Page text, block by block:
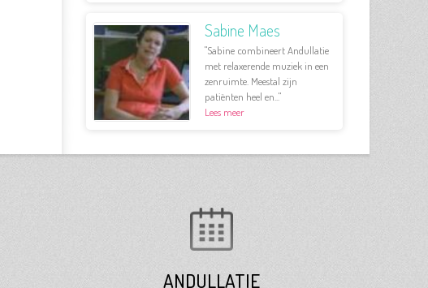
Sabine Maes
"Sabine combineert Andullatie
met relaxerende muziek in een
zenruimte. Meestal zijn
patiënten heel en..."
Lees meer
ANDULLATIE